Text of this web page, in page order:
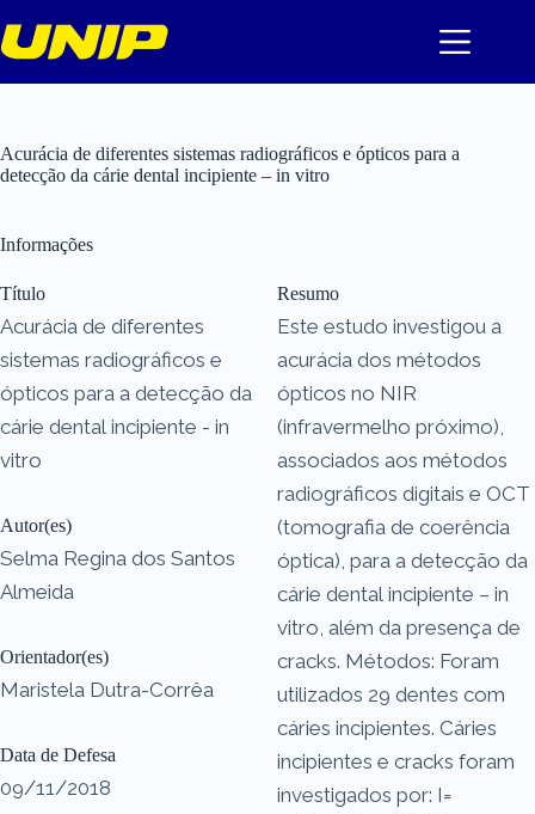
para
o
Acurácia de diferentes sistemas radiográficos e ópticos para a
detecção da cárie dental incipiente – in vitro
Informações
Título
Acurácia de diferentes
sistemas radiográficos e
ópticos para a detecção da
cárie dental incipiente - in
vitro
Autor(es)
Selma Regina dos Santos
Almeida
Orientador(es)
Maristela Dutra-Corrêa
Data de Defesa
09/11/2018
Resumo
Este estudo investigou a
acurácia dos métodos
ópticos no NIR
(infravermelho próximo),
associados aos métodos
radiográficos digitais e OCT
(tomografia de coerência
óptica), para a detecção da
cárie dental incipiente – in
vitro, além da presença de
cracks. Métodos: Foram
utilizados 29 dentes com
cáries incipientes. Cáries
incipientes e cracks foram
investigados por: I=